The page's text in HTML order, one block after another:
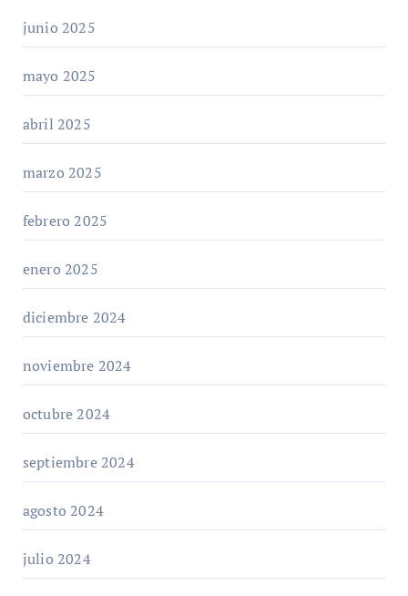
junio 2025
mayo 2025
abril 2025
marzo 2025
febrero 2025
enero 2025
diciembre 2024
noviembre 2024
octubre 2024
septiembre 2024
agosto 2024
julio 2024